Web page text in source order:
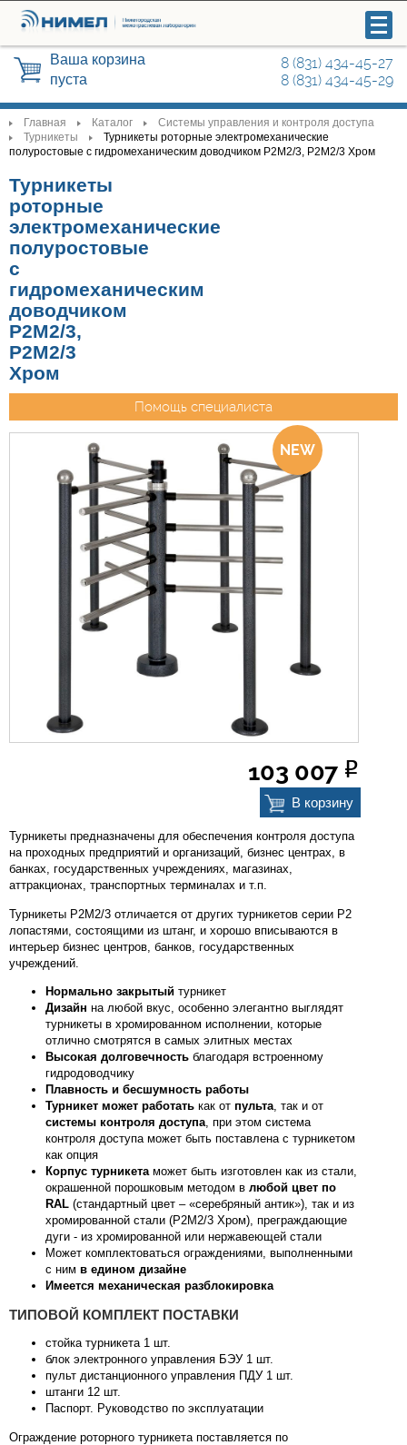
Видеонаблюдение
Системы управления и контроля
доступа
Охранные сигнализации
Радиосвязь
Автоматика для ворот, шлагбаумы
О компании
Прайс-листы
Бренды
8 (831) 434-45-27
8 (831) 434-45-29
Ваша корзина
пуста
>
Главная Каталог
Системы управления и контроля доступа
Турникеты
Турникеты роторные электромеханические
полуростовые с гидромеханическим доводчиком Р2М2/3, Р2М2/3 Хром
Турникеты
роторные
электромеханические
полуростовые
с
гидромеханическим
доводчиком
Р2М2/3,
Р2М2/3
Хром
Помощь специалиста
103 007 Р
В корзину
Турникеты предназначены для обеспечения контроля доступа
на проходных предприятий и организаций, бизнес центрах, в
банках, государственных учреждениях, магазинах,
аттракционах, транспортных терминалах и т.п.
Турникеты Р2М2/3 отличается от других турникетов серии Р2
лопастями, состоящими из штанг, и хорошо вписываются в
интерьер бизнес центров, банков, государственных
учреждений.
Нормально закрытый турникет
Дизайн на любой вкус, особенно элегантно выглядят
турникеты в хромированном исполнении, которые
отлично смотрятся в самых элитных местах
Высокая долговечность благодаря встроенному
гидродоводчику
Плавность и бесшумность работы
Турникет может работать как от пульта , так и от
системы контроля доступа , при этом система
контроля доступа может быть поставлена с турникетом
как опция
Корпус турникета может быть изготовлен как из стали,
окрашенной порошковым методом в любой цвет по
RAL (стандартный цвет – «серебряный антик»), так и из
хромированной стали (Р2М2/3 Хром), преграждающие
дуги - из хромированной или нержавеющей стали
Может комплектоваться ограждениями, выполненными
с ним в едином дизайне
Имеется механическая разблокировка
ТИПОВОЙ КОМПЛЕКТ ПОСТАВКИ
стойка турникета 1 шт.
блок электронного управления БЭУ 1 шт.
пульт дистанционного управления ПДУ 1 шт.
штанги 12 шт.
Паспорт. Руководство по эксплуатации
Ограждение роторного турникета поставляется по